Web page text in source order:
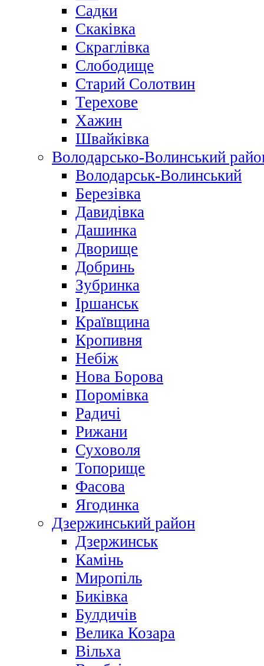
Садки
Скаківка
Скраглівка
Слободище
Старий Солотвин
Терехове
Хажин
Швайківка
Володарсько-Волинський
Володарськ-Волинський
Березівка
Давидівка
Дашинка
Дворище
Добринь
Зубринка
Іршанськ
Краївщина
Кропивня
Небіж
Нова Борова
Поромівка
Радичі
Рижани
Суховоля
Топорище
Фасова
Ягодинка
Дзержинський район
Дзержинськ
Камінь
Миропіль
Биківка
Булдичів
Велика Козара
Вільха